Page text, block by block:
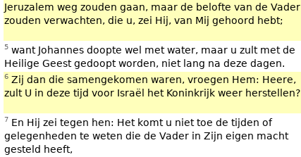
Jeruzalem weg zouden gaan, maar de belofte van de Vader
zouden verwachten, die u, zei Hij, van Mij gehoord hebt;
5 want Johannes doopte wel met water, maar u zult met de
Heilige Geest gedoopt worden, niet lang na deze dagen.
6 Zij dan die samengekomen waren, vroegen Hem: Heere,
zult U in deze tijd voor Israël het Koninkrijk weer herstellen?
7 En Hij zei tegen hen: Het komt u niet toe de tijden of
gelegenheden te weten die de Vader in Zijn eigen macht
gesteld heeft,